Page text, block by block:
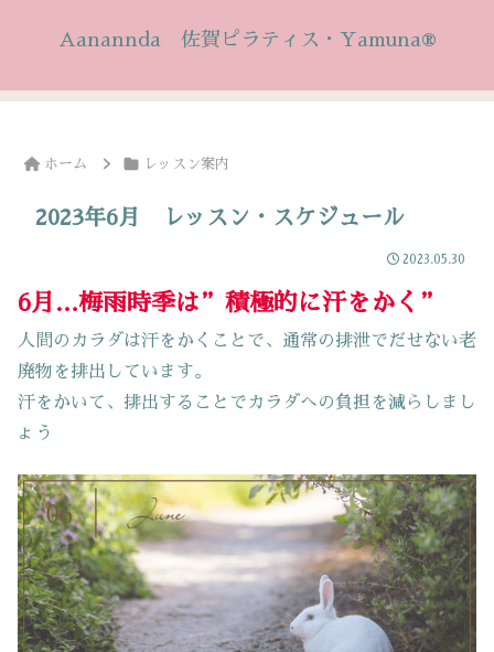
Aanannda 佐賀ピラティス・Yamuna®
ホーム レッスン案内
2023年6月 レッスン・スケジュール
2023.05.30
6月…梅雨時季は”積極的に汗をかく”
人間のカラダは汗をかくことで、通常の排泄でだせない老
廃物を排出しています。
汗をかいて、排出することでカラダへの負担を減らしまし
ょう